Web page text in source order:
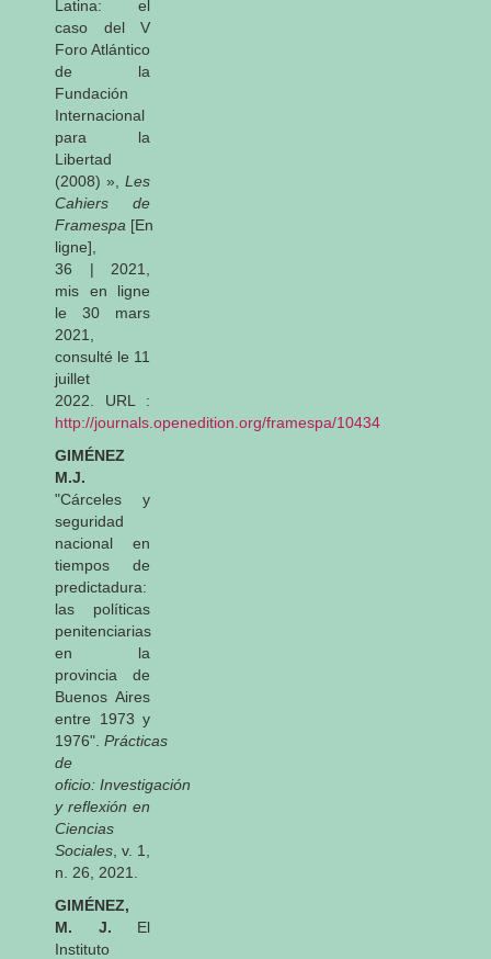
Latina: el
caso del V
Foro Atlántico
de la
Fundación
Internacional
para la
Libertad
(2008) », Les
Cahiers de
Framespa [En
ligne],
36 | 2021,
mis en ligne
le 30 mars
2021,
consulté le 11
juillet
2022. URL :
http://journals.openedition.org/framespa/10434
GIMÉNEZ
M.J.
"Cárceles y
seguridad
nacional en
tiempos de
predictadura:
las políticas
penitenciarias
en la
provincia de
Buenos Aires
entre 1973 y
1976". Prácticas
de
oficio: Investigación
y reflexión en
Ciencias
Sociales , v. 1,
n. 26, 2021.
GIMÉNEZ,
M. J. El
Instituto